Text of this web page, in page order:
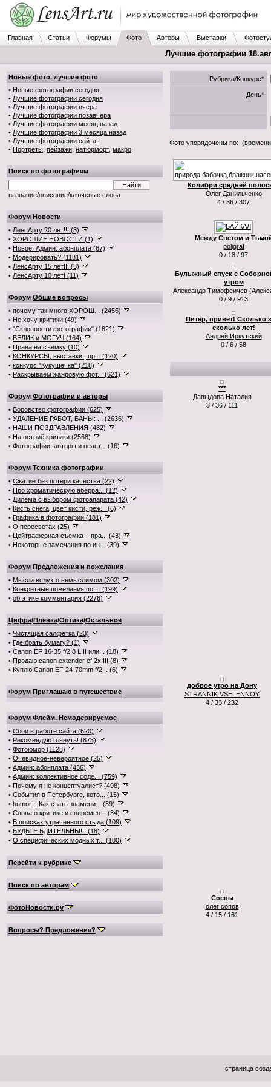
Главная Статьи Форумы Фото Авторы Выставки
Лучшие фотографии
Новые фото, лучшие фото
• Новые фотографии сегодня
• Лучшие фотографии сегодня
• Лучшие фотографии вчера
• Лучшие фотографии позавчера
• Лучшие фотографии месяц назад
• Лучшие фотографии 3 месяца назад
• Лучшие фотографии сайта:
• Портреты пейзажи натюрморт, макро
Поиск по фотографиям
название/описание/ключевые слова
Форум Новости
• ЛенсАрту 20 лет!!! (3)
• ХОРОШИЕ НОВОСТИ (1)
• Новое: Админ: абонплата (67)
• Модерировать? (1181)
• ЛенсАрту 15 лет!!! (3)
• ЛенсАрту 10 лет! (11)
Форум Общие вопросы
• почему так много ХОРОШ... (2456)
• Не хочу критики (49)
• "Склонности фотографии" (1821)
• ВЕЛИК и МОГУЧ (164)
• Права на съемку (10)
• КОНКУРСЫ, выставки , пр... (120)
• конкурс "Кукушечка" (218)
• Раскрываем жанровую фот... (621)
Форум Фотографии и авторы
• Воровство фотографии (625)
• УДАЛЕНИЕ РАБОТ, БАНЫ: ... (2636)
• НАШИ ПОЗДРАВЛЕНИЯ (482)
• На остриё критики (2568)
• Фотографии, авторы и неавт... (16)
Форум Техника фотографии
• Сжатие без потери качества (22)
• Про хроматическую аберра... (12)
• Дилема с выбором фотоапарата (42)
• Кисть снега, цвет кисти, реж... (6)
• Графика в фотографии (181)
• О пересветах (25)
• Цейтраферная съемка – пра... (43)
• Некоторые замечания по ин... (39)
Форум Предложения и пожелания
• Мысли вслух о немыслимом (302)
• Конкретные пожелания по ... (199)
• об этике комментария (2276)
Цифра/Пленка/Оптика/Остальное
• Чистящая салфетка (23)
• Где брать бумагу? (1)
• Canon EF 16-35 f/2.8 L II или... (18)
• Продаю canon extender ef 2x III (8)
• Куплю Canon EF 24-70mm f/2... (6)
Форум Приглашаю в путешествие
Форум Флейм. Немодерируемое
• Сбои в работе сайта (620)
• Рекомендую глянуть! (873)
• Фотоюмор (1128)
• Очевидное-невероятное (25)
• Админ: абонплата (436)
• Админ: коллективное соде... (759)
• Почему я не концептуалист? (498)
• События в Петербурге, кото... (15)
• humor || Как стать знамени... (39)
• Снова о критике и современ... (34)
• В поисках утраченного стыда (109)
• БУДЬТЕ БДИТЕЛЬНЫ!!! (18)
• О специфических модных т... (100)
Перейти к рубрике
Поиск по авторам
ФотоНовости.ру
Вопросы? Предложения?
Рубрика/Конкурс*
День*
Фото упорядочены по: (времени
Колибри средней
Олег Данильченко
4 / 36 / 307
Между Светом и
poligraf
0 / 18 / 97
Булыжный спуск с
утром
Александр Тимофеичев
0 / 9 / 913
Питер, привет! Сколько
сколько лет!
Андрей Иркутский
0 / 6 / 58
***
Давыдова Наталия
3 / 36 / 111
доброе утро на Дону
STRANNIK VSELENNOY
4 / 33 / 232
Сосны
олег сопов
4 / 15 / 161
страница